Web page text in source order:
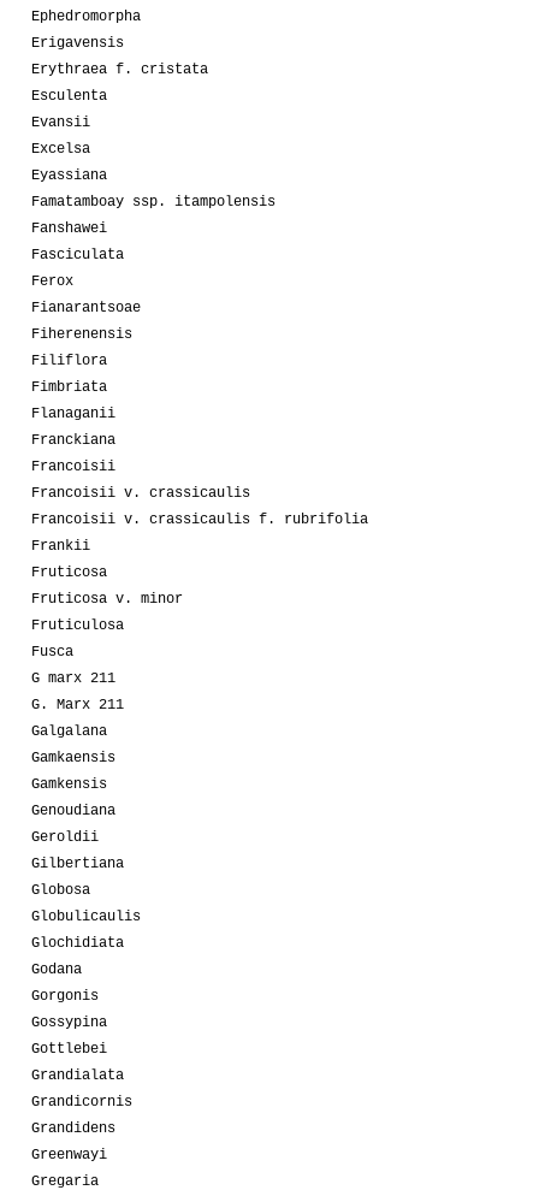
Ephedromorpha
Erigavensis
Erythraea f. cristata
Esculenta
Evansii
Excelsa
Eyassiana
Famatamboay ssp. itampolensis
Fanshawei
Fasciculata
Ferox
Fianarantsoae
Fiherenensis
Filiflora
Fimbriata
Flanaganii
Franckiana
Francoisii
Francoisii v. crassicaulis
Francoisii v. crassicaulis f. rubrifolia
Frankii
Fruticosa
Fruticosa v. minor
Fruticulosa
Fusca
G marx 211
G. Marx 211
Galgalana
Gamkaensis
Gamkensis
Genoudiana
Geroldii
Gilbertiana
Globosa
Globulicaulis
Glochidiata
Godana
Gorgonis
Gossypina
Gottlebei
Grandialata
Grandicornis
Grandidens
Greenwayi
Gregaria